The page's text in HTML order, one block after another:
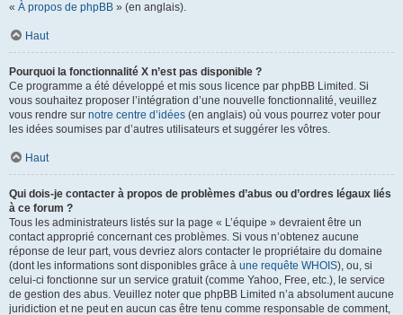
« À propos de phpBB » (en anglais).
Haut
Pourquoi la fonctionnalité X n’est pas disponible ?
Ce programme a été développé et mis sous licence par phpBB Limited. Si
vous souhaitez proposer l’intégration d’une nouvelle fonctionnalité, veuillez
vous rendre sur notre centre d’idées (en anglais) où vous pourrez voter pour
les idées soumises par d’autres utilisateurs et suggérer les vôtres.
Haut
Qui dois-je contacter à propos de problèmes d’abus ou d’ordres légaux liés
à ce forum ?
Tous les administrateurs listés sur la page « L’équipe » devraient être un
contact approprié concernant ces problèmes. Si vous n’obtenez aucune
réponse de leur part, vous devriez alors contacter le propriétaire du domaine
(dont les informations sont disponibles grâce à une requête WHOIS), ou, si
celui-ci fonctionne sur un service gratuit (comme Yahoo, Free, etc.), le service
de gestion des abus. Veuillez noter que phpBB Limited n’a absolument aucune
juridiction et ne peut en aucun cas être tenu comme responsable de comment,